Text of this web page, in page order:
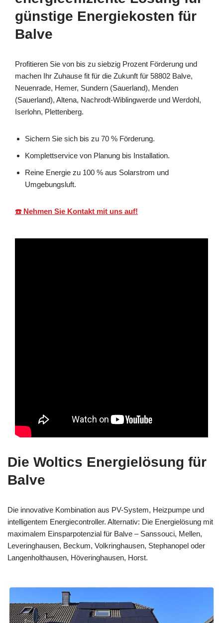
günstige Energiekosten für
Balve
Profitieren Sie von bis zu siebzig Prozent Förderung und
machen Ihr Zuhause fit für die Zukunft für 58802 Balve,
Neuenrade, Hemer, Sundern (Sauerland), Menden
(Sauerland), Altena, Nachrodt-Wiblingwerde und Werdohl,
Iserlohn, Plettenberg.
Sichern Sie sich bis zu 70 % Förderung.
Komplettservice von Planung bis Installation.
Reine Energie zu 100 % aus Solarstrom und
Umgebungsluft.
☎️ Nehmen Sie Kontakt mit uns auf!
Die Woltics Energielösung für
Balve
Die innovative Kombination aus PV-System, Heizpumpe und
intelligentem Energiecontroller. Alternativ: Die Energielösung mit
maximalem Einsparpotenzial für Balve – Sanssouci, Mellen,
Leveringhausen, Beckum, Volkringhausen, Stephanopel oder
Langenholthausen, Höveringhausen, Horst.